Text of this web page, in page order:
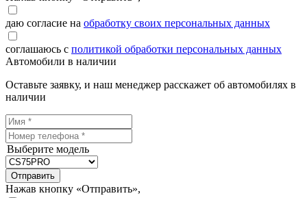
даю согласие на обработку своих персональных данных
соглашаюсь с политикой обработки персональных данных
Автомобили в наличии
Оставьте заявку, и наш менеджер расскажет об автомобилях в
наличии
Выберите модель
Отправить
Нажав кнопку «Отправить»,